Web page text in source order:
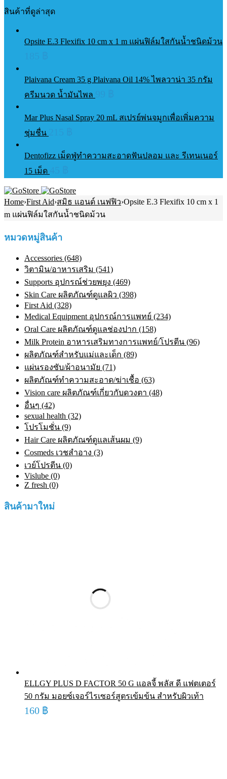
สินค้าที่ดูล่าสุด
Opsite E.3 Flexifix 10 cm x 1 m แผ่นฟิล์มใสกันน้ำชนิดม้วน
Plaivana Cream 35 g Plaivana Oil 14% ไพลวาน่า 35 กรัม
ครีมนวด น้ำมันไพล
Mar Plus Nasal Spray 20 mL สเปรย์พ่นจมูกเพื่อเพิ่มความ
ชุ่มชื่น
Dentofizz เม็ดฟู่ทำความสะอาดฟันปลอม และ รีเทนเนอร์
15 เม็ด
Home›First Aid›สมิธ แอนด์ เนฟฟิว›Opsite E.3 Flexifix 10 cm x 1
m แผ่นฟิล์มใสกันน้ำชนิดม้วน
หมวดหมู่สินค้า
Accessories (648)
วิตามิน/อาหารเสริม (541)
Supports อุปกรณ์ช่วยพยุง (469)
Skin Care ผลิตภัณฑ์ดูแลผิว (398)
First Aid (328)
Medical Equipment อุปกรณ์การแพทย์ (234)
Oral Care ผลิตภัณฑ์ดูแลช่องปาก (158)
Milk Protein อาหารเสริมทางการแพทย์/โปรตีน (96)
ผลิตภัณฑ์สำหรับแม่และเด็ก (89)
แผ่นรองซับ/ผ้าอนามัย (71)
ผลิตภัณฑ์ทําความสะอาด/ฆ่าเชื้อ (63)
Vision care ผลิตภัณฑ์เกี่ยวกับดวงตา (48)
อื่นๆ (42)
sexual health (32)
โปรโมชั่น (9)
Hair Care ผลิตภัณฑ์ดูแลเส้นผม (9)
Cosmeds เวชสําอาง (3)
เวย์โปรตีน (0)
Vislube (0)
Z fresh (0)
สินค้ามาใหม่
ELLGY PLUS D FACTOR 50 G แอลจี้ พลัส ดี แฟตเตอร์
50 กรัม มอยซ์เจอร์ไรเซอร์สูตรเข้มข้น สำหรับผิวเท้า
160 ฿